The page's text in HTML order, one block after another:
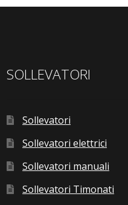
SOLLEVATORI
Sollevatori
Sollevatori elettrici
Sollevatori manuali
Sollevatori Timonati